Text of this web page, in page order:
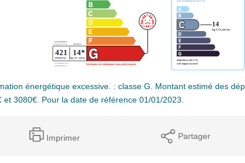
énergétique excessive. : classe G. Montant estimé des
3080€. Pour la date de référence 01/01/2023.
Imprimer Partager